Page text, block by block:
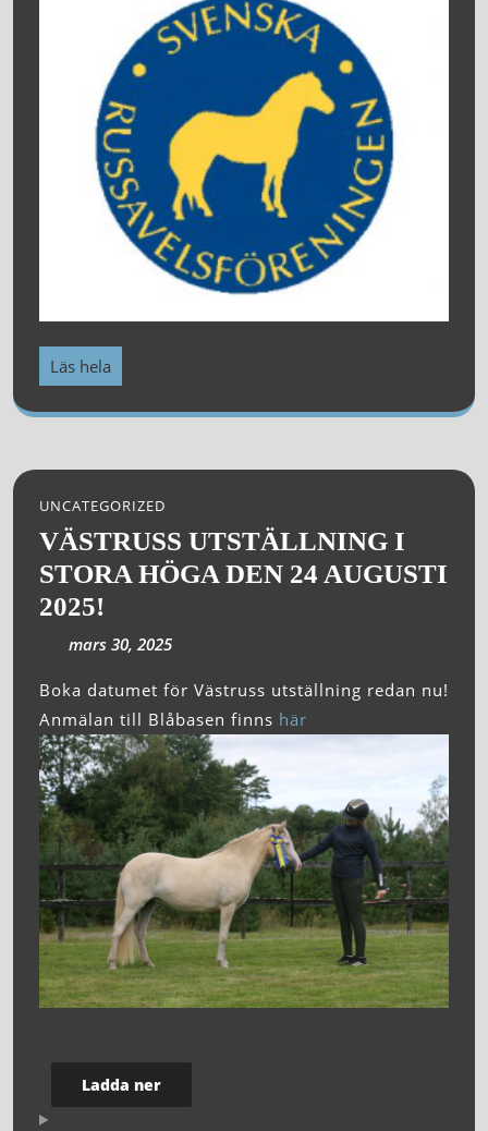
Läs hela
UNCATEGORIZED
VÄSTRUSS UTSTÄLLNING I
STORA HÖGA DEN 24 AUGUSTI
2025!
mars 30, 2025
Boka datumet för Västruss utställning redan nu!
Anmälan till Blåbasen finns här
Ladda ner